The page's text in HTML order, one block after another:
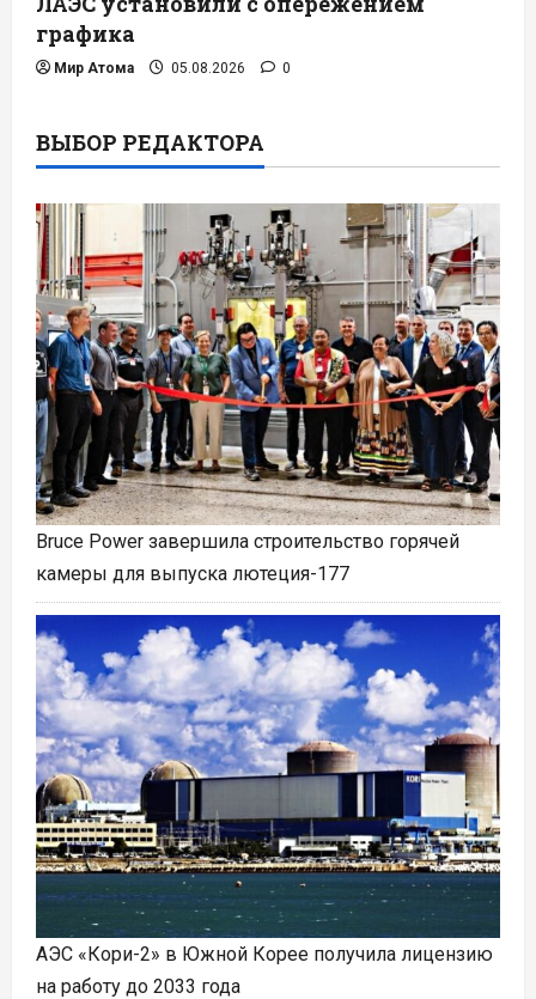
графика
Мир Атома 05.08.2026 0
ВЫБОР РЕДАКТОРА
Bruce Power завершила строительство горячей
камеры для выпуска лютеция-177
АЭС «Кори-2» в Южной Корее получила лицензию
на работу до 2033 года